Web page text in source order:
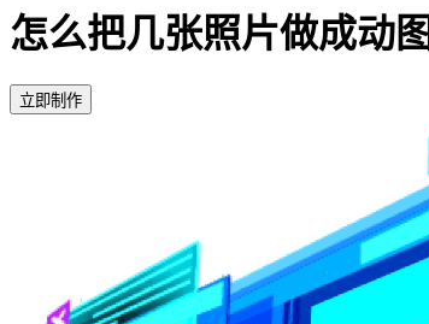
怎么把几张照片做成动图
立即制作